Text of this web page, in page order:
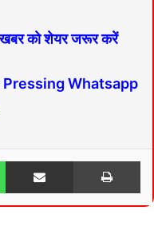
खबर को शेयर जरूर करें
Pressing Whatsapp
Share via Email Print